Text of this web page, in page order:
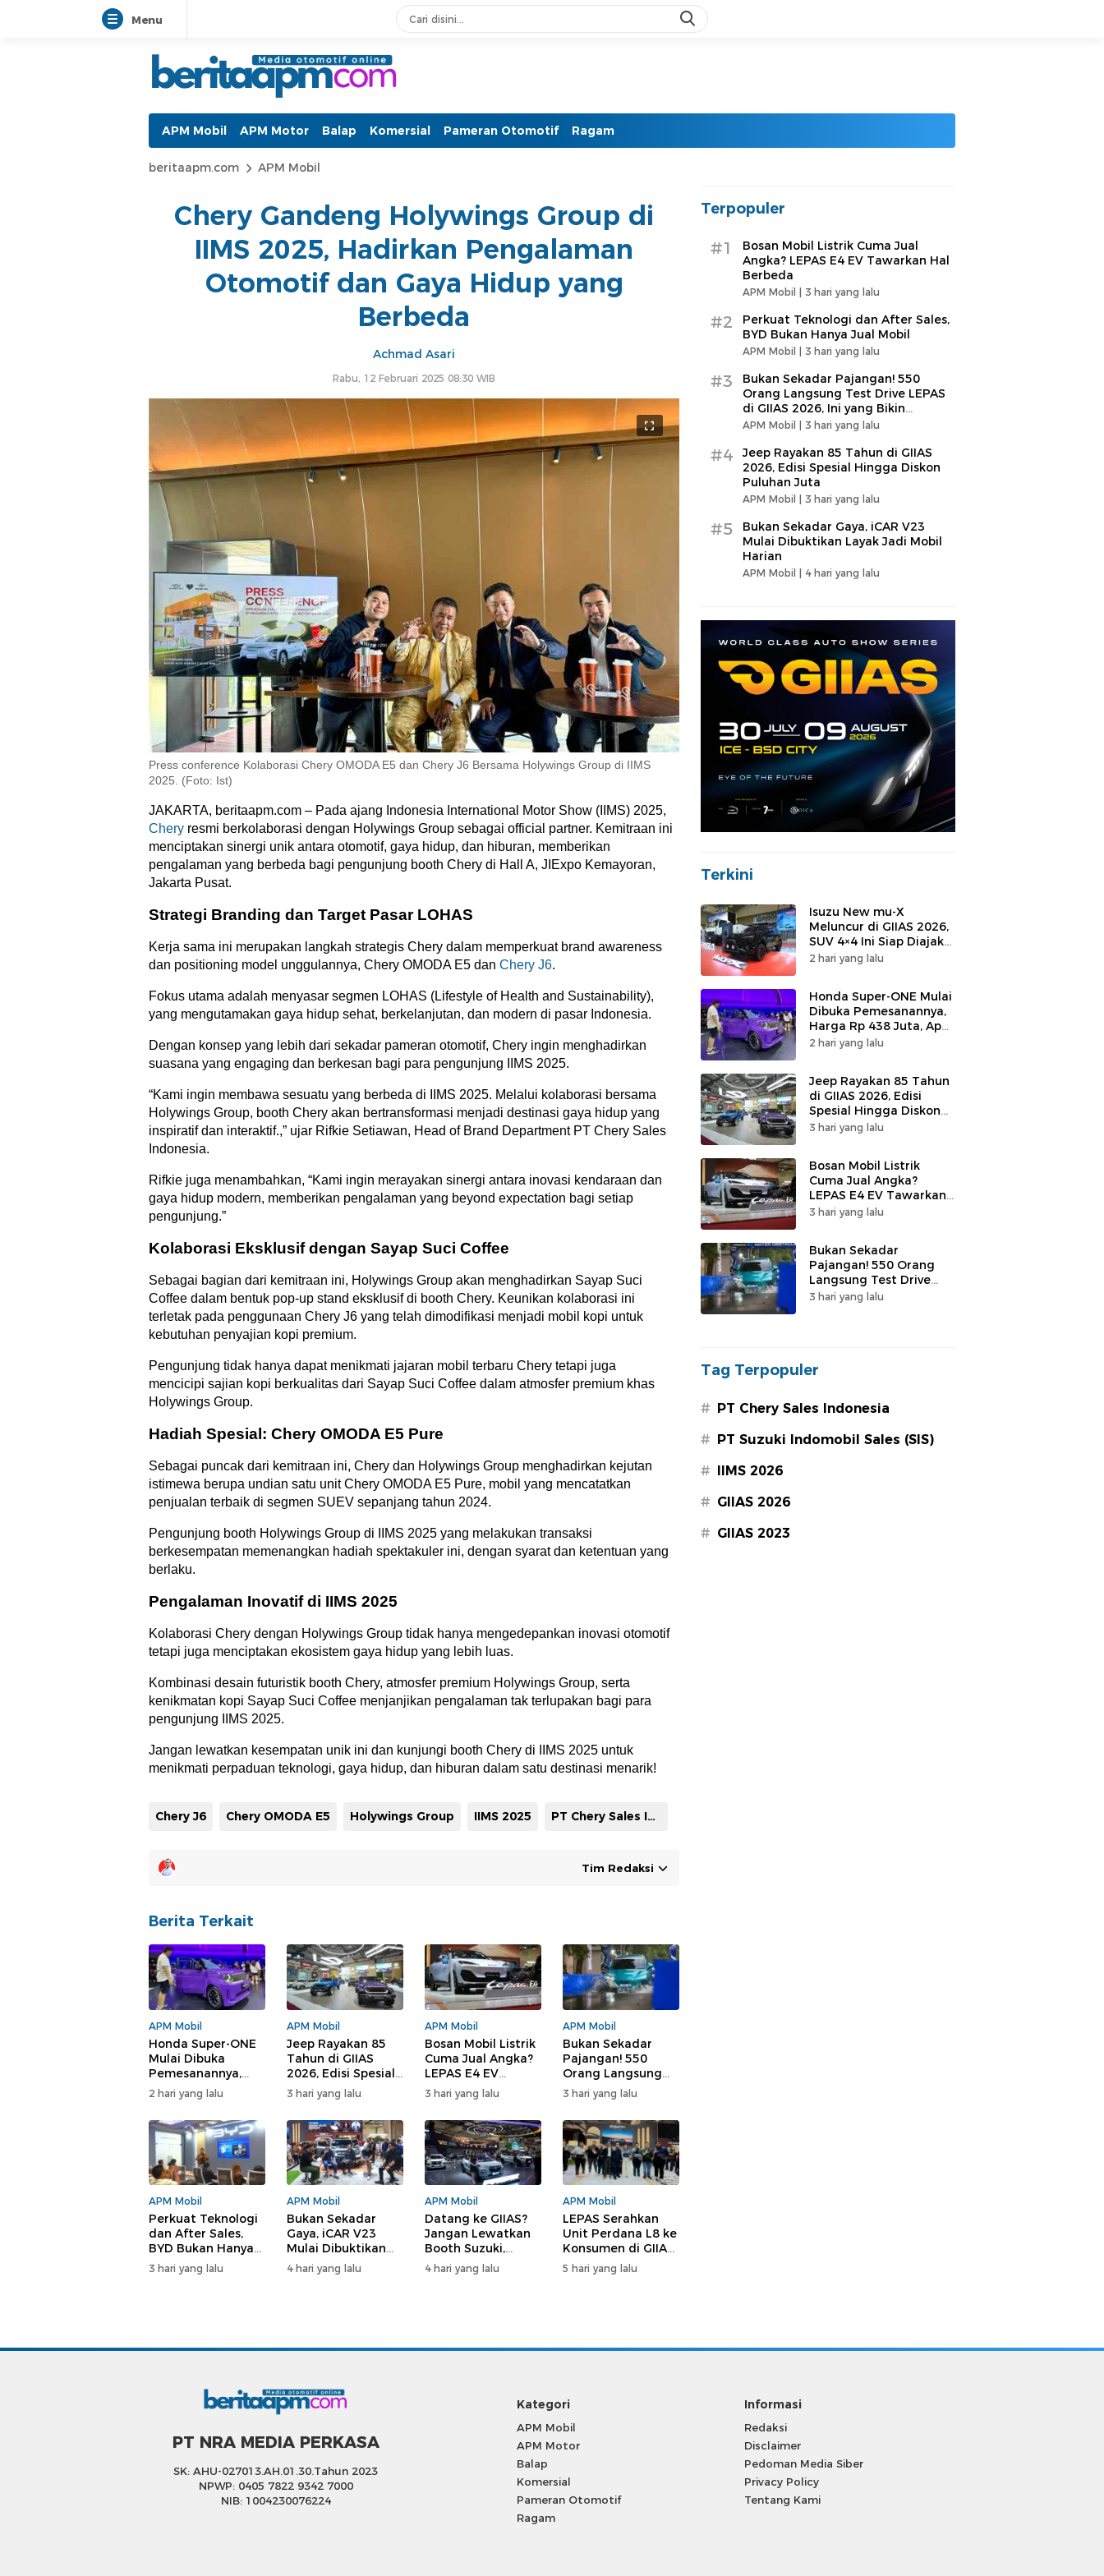
Menu
beritaapm.com
Berita Otomotif dan Informasi APM Otomotif Terkini
APM Mobil APM Motor Balap Komersial Pameran Otomotif Ragam
beritaapm.com APM Mobil
Chery Gandeng Holywings Group di
IIMS 2025, Hadirkan Pengalaman
Otomotif dan Gaya Hidup yang
Berbeda
Achmad Asari
Rabu, 12 Februari 2025 08:30 WIB
Press conference Kolaborasi Chery OMODA E5 dan Chery J6 Bersama Holywings Group di IIMS
2025. (Foto: Ist)
JAKARTA, beritaapm.com – Pada ajang Indonesia International Motor Show (IIMS) 2025,
Chery resmi berkolaborasi dengan Holywings Group sebagai official partner. Kemitraan ini
menciptakan sinergi unik antara otomotif, gaya hidup, dan hiburan, memberikan
pengalaman yang berbeda bagi pengunjung booth Chery di Hall A, JIExpo Kemayoran,
Jakarta Pusat.
Strategi Branding dan Target Pasar LOHAS
Kerja sama ini merupakan langkah strategis Chery dalam memperkuat brand awareness
dan positioning model unggulannya, Chery OMODA E5 dan Chery J6.
Fokus utama adalah menyasar segmen LOHAS (Lifestyle of Health and Sustainability),
yang mengutamakan gaya hidup sehat, berkelanjutan, dan modern di pasar Indonesia.
Dengan konsep yang lebih dari sekadar pameran otomotif, Chery ingin menghadirkan
suasana yang engaging dan berkesan bagi para pengunjung IIMS 2025.
“Kami ingin membawa sesuatu yang berbeda di IIMS 2025. Melalui kolaborasi bersama
Holywings Group, booth Chery akan bertransformasi menjadi destinasi gaya hidup yang
inspiratif dan interaktif.,” ujar Rifkie Setiawan, Head of Brand Department PT Chery Sales
Indonesia.
Rifkie juga menambahkan, “Kami ingin merayakan sinergi antara inovasi kendaraan dan
gaya hidup modern, memberikan pengalaman yang beyond expectation bagi setiap
pengunjung.”
Kolaborasi Eksklusif dengan Sayap Suci Coffee
Sebagai bagian dari kemitraan ini, Holywings Group akan menghadirkan Sayap Suci
Coffee dalam bentuk pop-up stand eksklusif di booth Chery. Keunikan kolaborasi ini
terletak pada penggunaan Chery J6 yang telah dimodifikasi menjadi mobil kopi untuk
kebutuhan penyajian kopi premium.
Pengunjung tidak hanya dapat menikmati jajaran mobil terbaru Chery tetapi juga
mencicipi sajian kopi berkualitas dari Sayap Suci Coffee dalam atmosfer premium khas
Holywings Group.
Hadiah Spesial: Chery OMODA E5 Pure
Sebagai puncak dari kemitraan ini, Chery dan Holywings Group menghadirkan kejutan
istimewa berupa undian satu unit Chery OMODA E5 Pure, mobil yang mencatatkan
penjualan terbaik di segmen SUEV sepanjang tahun 2024.
Pengunjung booth Holywings Group di IIMS 2025 yang melakukan transaksi
berkesempatan memenangkan hadiah spektakuler ini, dengan syarat dan ketentuan yang
berlaku.
Pengalaman Inovatif di IIMS 2025
Kolaborasi Chery dengan Holywings Group tidak hanya mengedepankan inovasi otomotif
tetapi juga menciptakan ekosistem gaya hidup yang lebih luas.
Kombinasi desain futuristik booth Chery, atmosfer premium Holywings Group, serta
kenikmatan kopi Sayap Suci Coffee menjanjikan pengalaman tak terlupakan bagi para
pengunjung IIMS 2025.
Jangan lewatkan kesempatan unik ini dan kunjungi booth Chery di IIMS 2025 untuk
menikmati perpaduan teknologi, gaya hidup, dan hiburan dalam satu destinasi menarik!
Chery J6 Chery OMODA E5 Holywings Group IIMS 2025 PT Chery Sales Indonesia
Tim Redaksi
Berita Terkait
APM Mobil
Honda Super-ONE
Mulai Dibuka
Pemesanannya,
Harga Rp 438 Juta,
Apa yang Didapat?
2 hari yang lalu
APM Mobil
Jeep Rayakan 85
Tahun di GIIAS
2026, Edisi Spesial
Hingga Diskon
Puluhan Juta
3 hari yang lalu
APM Mobil
Bosan Mobil Listrik
Cuma Jual Angka?
LEPAS E4 EV
Tawarkan Hal
Berbeda
3 hari yang lalu
APM Mobil
Bukan Sekadar
Pajangan! 550
Orang Langsung
Test Drive LEPAS di
GIIAS 2026, Ini yang
Bikin Penasaran
3 hari yang lalu
APM Mobil
Perkuat Teknologi
dan After Sales,
BYD Bukan Hanya
Jual Mobil
3 hari yang lalu
APM Mobil
Bukan Sekadar
Gaya, iCAR V23
Mulai Dibuktikan
Layak Jadi Mobil
Harian
4 hari yang lalu
APM Mobil
Datang ke GIIAS?
Jangan Lewatkan
Booth Suzuki,
Banyak Aktivitas
dan Hiburan
4 hari yang lalu
APM Mobil
LEPAS Serahkan
Unit Perdana L8 ke
Konsumen di GIIAS
2026
5 hari yang lalu
Terpopuler
#1
Bosan Mobil Listrik Cuma Jual
Angka? LEPAS E4 EV Tawarkan Hal
Berbeda
APM Mobil | 3 hari yang lalu
#2
Perkuat Teknologi dan After Sales,
BYD Bukan Hanya Jual Mobil
APM Mobil | 3 hari yang lalu
#3
Bukan Sekadar Pajangan! 550
Orang Langsung Test Drive LEPAS
di GIIAS 2026, Ini yang Bikin
Penasaran
APM Mobil | 3 hari yang lalu
#4
Jeep Rayakan 85 Tahun di GIIAS
2026, Edisi Spesial Hingga Diskon
Puluhan Juta
APM Mobil | 3 hari yang lalu
#5
Bukan Sekadar Gaya, iCAR V23
Mulai Dibuktikan Layak Jadi Mobil
Harian
APM Mobil | 4 hari yang lalu
Terkini
Isuzu New mu-X
Meluncur di GIIAS 2026,
SUV 4×4 Ini Siap Diajak
Harian hingga Off-road
2 hari yang lalu
Honda Super-ONE Mulai
Dibuka Pemesanannya,
Harga Rp 438 Juta, Apa
yang Didapat?
2 hari yang lalu
Jeep Rayakan 85 Tahun
di GIIAS 2026, Edisi
Spesial Hingga Diskon
Puluhan Juta
3 hari yang lalu
Bosan Mobil Listrik
Cuma Jual Angka?
LEPAS E4 EV Tawarkan
Hal Berbeda
3 hari yang lalu
Bukan Sekadar
Pajangan! 550 Orang
Langsung Test Drive
LEPAS di GIIAS 2026, Ini
3 hari yang lalu
Tag Terpopuler
#
PT Chery Sales Indonesia
#
PT Suzuki Indomobil Sales (SIS)
#
IIMS 2026
# GIIAS 2026
# GIIAS 2023
PT NRA MEDIA PERKASA
SK: AHU-027013.AH.01.30.Tahun 2023
NPWP: 0405 7822 9342 7000
NIB: 1004230076224
Kategori
APM Mobil
APM Motor
Balap
Komersial
Pameran Otomotif
Ragam
Informasi
Redaksi
Disclaimer
Pedoman Media Siber
Privacy Policy
Tentang Kami